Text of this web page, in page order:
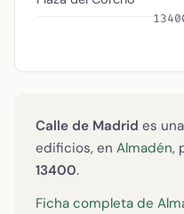
Calle de Madrid es
edificios, en Almadén,
13400.
Ficha completa de